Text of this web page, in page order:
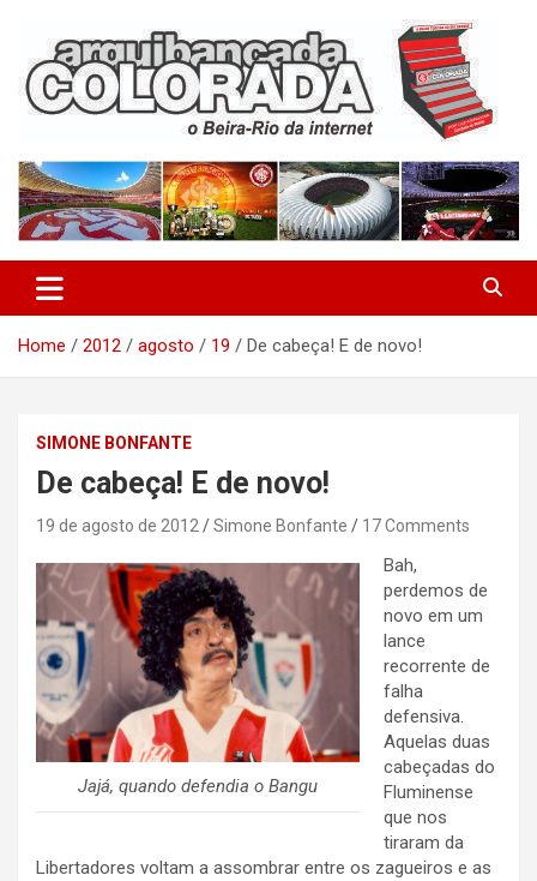
content
Arquibancada Colorada
Home 2012 agosto 19 De cabeça! E de novo!
SIMONE BONFANTE
De cabeça! E de novo!
19 de agosto de 2012 Simone Bonfante 17 Comments
Jajá, quando defendia o Bangu
Bah,
perdemos de
novo em um
lance
recorrente de
falha
defensiva.
Aquelas duas
cabeçadas do
Fluminense
que nos
tiraram da
Libertadores voltam a assombrar entre os zagueiros e as